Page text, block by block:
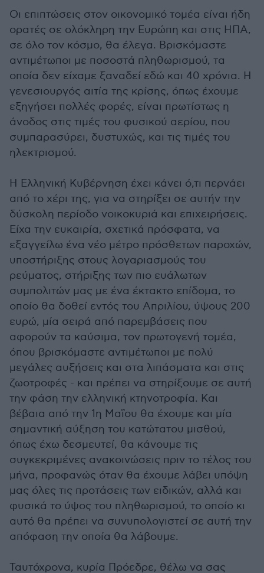
Οι επιπτώσεις στον οικονομικό τομέα είναι ήδη
ορατές σε ολόκληρη την Ευρώπη και στις ΗΠΑ,
σε όλο τον κόσμο, θα έλεγα. Βρισκόμαστε
αντιμέτωποι με ποσοστά πληθωρισμού, τα
οποία δεν είχαμε ξαναδεί εδώ και 40 χρόνια. Η
γενεσιουργός αιτία της κρίσης, όπως έχουμε
εξηγήσει πολλές φορές, είναι πρωτίστως η
άνοδος στις τιμές του φυσικού αερίου, που
συμπαρασύρει, δυστυχώς, και τις τιμές του
ηλεκτρισμού.
Η Ελληνική Κυβέρνηση έχει κάνει ό,τι περνάει
από το χέρι της, για να στηρίξει σε αυτήν την
δύσκολη περίοδο νοικοκυριά και επιχειρήσεις.
Είχα την ευκαιρία, σχετικά πρόσφατα, να
εξαγγείλω ένα νέο μέτρο πρόσθετων παροχών,
υποστήριξης στους λογαριασμούς του
ρεύματος, στήριξης των πιο ευάλωτων
συμπολιτών μας με ένα έκτακτο επίδομα, το
οποίο θα δοθεί εντός του Απριλίου, ύψους 200
ευρώ, μία σειρά από παρεμβάσεις που
αφορούν τα καύσιμα, τον πρωτογενή τομέα,
όπου βρισκόμαστε αντιμέτωποι με πολύ
μεγάλες αυξήσεις και στα λιπάσματα και στις
ζωοτροφές - και πρέπει να στηρίξουμε σε αυτή
την φάση την ελληνική κτηνοτροφία. Και
βέβαια από την 1η Μαΐου θα έχουμε και μία
σημαντική αύξηση του κατώτατου μισθού,
όπως έχω δεσμευτεί, θα κάνουμε τις
συγκεκριμένες ανακοινώσεις πριν το τέλος του
μήνα, προφανώς όταν θα έχουμε λάβει υπόψη
μας όλες τις προτάσεις των ειδικών, αλλά και
φυσικά το ύψος του πληθωρισμού, το οποίο κι
αυτό θα πρέπει να συνυπολογιστεί σε αυτή την
απόφαση την οποία θα λάβουμε.
Ταυτόχρονα, κυρία Πρόεδρε, θέλω να σας